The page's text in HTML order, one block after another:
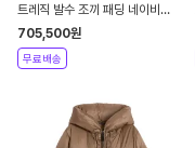
트레직 발수 조끼 패딩 네이비
TREGIC 095
705,500원
무료배송